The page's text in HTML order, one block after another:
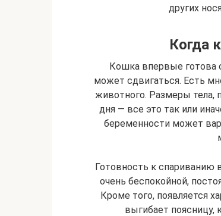
других
Когда
Кошка впервые готова
может сдвигаться. Есть
животного. Размеры тела,
дня — все это так или
беременности может
Готовность к спариванию
очень беспокойной,
Кроме того, появляется
выгибает поясницу,